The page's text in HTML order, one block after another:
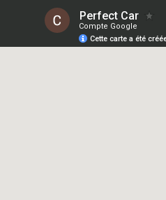
Perfect Car
Compte Google
Cette carte a été